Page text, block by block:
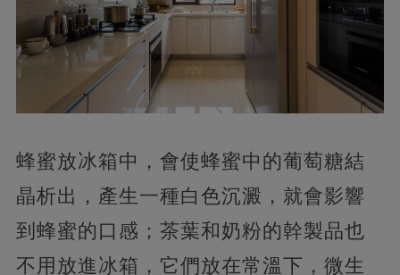
蜂蜜放冰箱中，會使蜂蜜中的葡萄糖結
晶析出，產生一種白色沉澱，就會影響
到蜂蜜的口感；茶葉和奶粉的幹製品也
不用放進冰箱，它們放在常溫下，微生